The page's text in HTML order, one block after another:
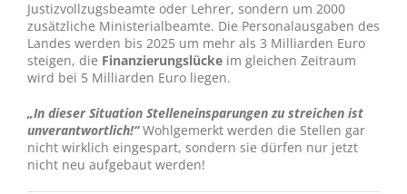
Justizvollzugsbeamte oder Lehrer, sondern um 2000
zusätzliche Ministerialbeamte. Die Personalausgaben des
Landes werden bis 2025 um mehr als 3 Milliarden Euro
steigen, die Finanzierungslücke im gleichen Zeitraum
wird bei 5 Milliarden Euro liegen.
„In dieser Situation Stelleneinsparungen zu streichen ist
unverantwortlich!“Wohlgemerkt werden die Stellen gar
nicht wirklich eingespart, sondern sie dürfen nur jetzt
nicht neu aufgebaut werden!